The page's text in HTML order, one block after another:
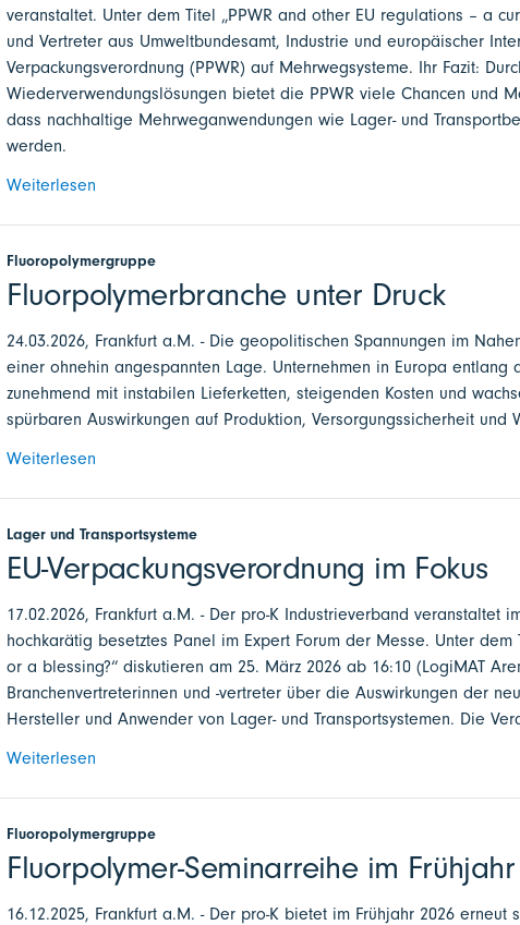
veranstaltet. Unter dem Titel „PPWR and other EU regulations – a
und Vertreter aus Umweltbundesamt, Industrie und europäischer
Verpackungsverordnung (PPWR) auf Mehrwegsysteme. Ihr Fazit:
Wiederverwendungslösungen bietet die PPWR viele Chancen und
dass nachhaltige Mehrweganwendungen wie Lager- und
werden.
Weiterlesen
Fluoropolymergruppe
Fluorpolymerbranche unter Druck
24.03.2026, Frankfurt a.M. - Die geopolitischen Spannungen im
einer ohnehin angespannten Lage. Unternehmen in Europa entlang
zunehmend mit instabilen Lieferketten, steigenden Kosten und
spürbaren Auswirkungen auf Produktion, Versorgungssicherheit und
Weiterlesen
Lager und Transportsysteme
EU-Verpackungsverordnung im Fokus
17.02.2026, Frankfurt a.M. - Der pro-K Industrieverband veranstaltet
hochkarätig besetztes Panel im Expert Forum der Messe. Unter
or a blessing?“ diskutieren am 25. März 2026 ab 16:10 (LogiMAT
Branchenvertreterinnen und -vertreter über die Auswirkungen der
Hersteller und Anwender von Lager- und Transportsystemen. Die
Weiterlesen
Fluoropolymergruppe
Fluorpolymer-Seminarreihe im
16.12.2025, Frankfurt a.M. - Der pro-K bietet im Frühjahr 2026